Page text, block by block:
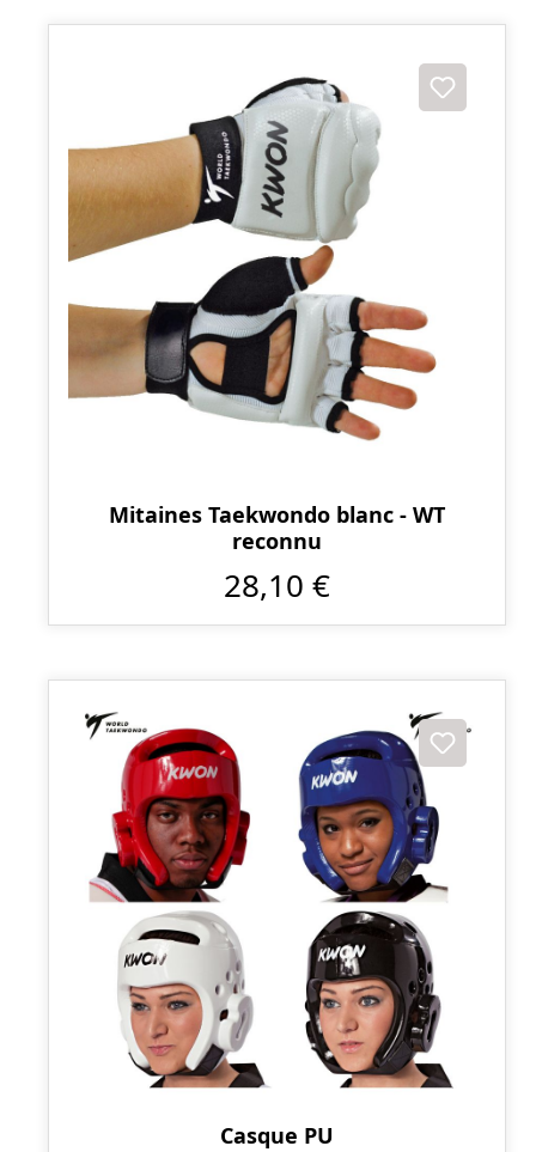
Mitaines Taekwondo blanc - WT
reconnu
28,10 €
Casque PU